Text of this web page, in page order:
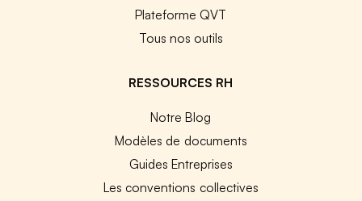
Plateforme QVT
Tous nos outils
RESSOURCES RH
Notre Blog
Modèles de documents
Guides Entreprises
Les conventions collectives